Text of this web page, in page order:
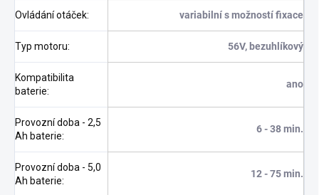
Ovládání otáček: variabilní s možností fixace
Typ motoru: 56V, bezuhlíkový
Kompatibilita
baterie:
ano
Provozní doba - 2,5
Ah baterie:
6 - 38 min.
Provozní doba - 5,0
Ah baterie:
12 - 75 min.